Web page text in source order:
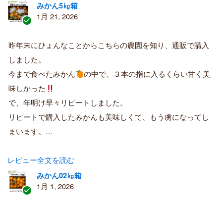
証
済
み
購
者
みかん5㎏箱
1月 21, 2026
昨年末にひょんなことからこちらの農園を知り、通販で購入
しました。
今まで食べたみかん
の中で、３本の指に入るくらい甘く美
味しかった
で、年明け早々リピートしました。
リピートで購入したみかんも美味しくて、もう虜になってし
まいます。…
レビュー全文を読む
みかん02㎏箱
1月 1, 2026